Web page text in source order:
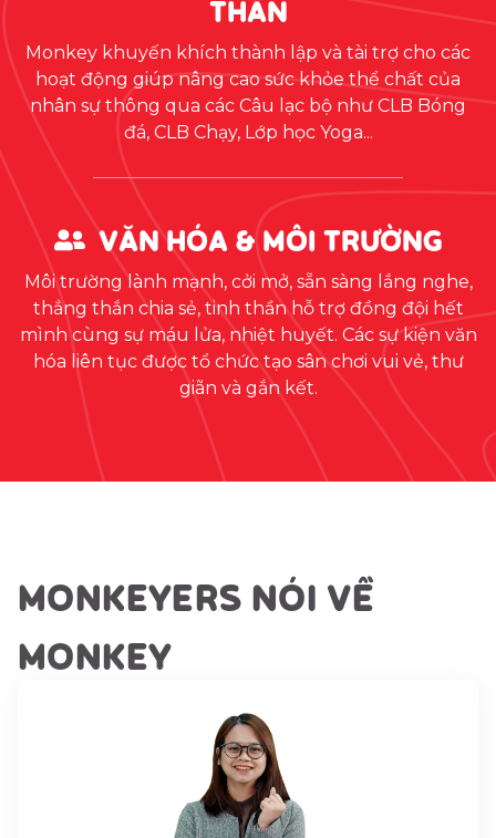
Monkey khuyến khích thành lập và tài trợ cho các
hoạt động giúp nâng cao sức khỏe thể chất của
nhân sự thông qua các Câu lạc bộ như CLB Bóng
đá, CLB Chạy, Lớp học Yoga...
VĂN HÓA & MÔI TRƯỜNG
Môi trường lành mạnh, cởi mở, sẵn sàng lắng nghe,
thẳng thắn chia sẻ, tinh thần hỗ trợ đồng đội hết
mình cùng sự máu lửa, nhiệt huyết. Các sự kiện văn
hóa liên tục được tổ chức tạo sân chơi vui vẻ, thư
giãn và gắn kết.
MONKEYERS NÓI VỀ
MONKEY